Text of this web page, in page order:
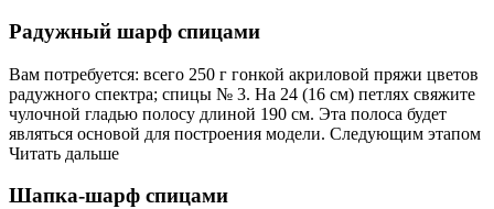
Радужный шарф спицами
Вам потребуется: всего 250 г гонкой акриловой пряжи цветов
радужного спектра; спицы № 3. На 24 (16 см) петлях свяжите
чулочной гладью полосу длиной 190 см. Эта полоса будет
являться основой для построения модели. Следующим этапом
Читать дальше
Шапка-шарф спицами